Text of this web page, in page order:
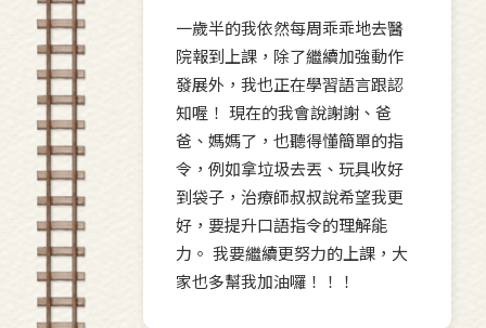
一歲半的我依然每周乖乖地去醫
院報到上課，除了繼續加強動作
發展外，我也正在學習語言跟認
知喔！ 現在的我會說謝謝、爸
爸、媽媽了，也聽得懂簡單的指
令，例如拿垃圾去丟、玩具收好
到袋子，治療師叔叔說希望我更
好，要提升口語指令的理解能
力。 我要繼續更努力的上課，大
家也多幫我加油囉！！！